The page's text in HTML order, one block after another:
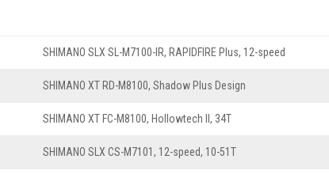
SHIMANO SLX SL-M7100-IR, RAPIDFIRE Plus, 12-speed
SHIMANO XT RD-M8100, Shadow Plus Design
SHIMANO XT FC-M8100, Hollowtech II, 34T
SHIMANO SLX CS-M7101, 12-speed, 10-51T